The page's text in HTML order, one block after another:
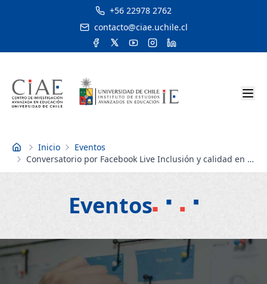
+56 22978 2762
contacto@ciae.uchile.cl
Inicio Inicio
Eventos
Conversatorio por Facebook Live Inclusión y calidad en la
educación
Eventos